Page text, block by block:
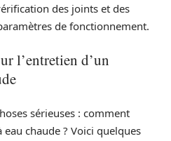
des joints et des
de fonctionnement.
l’entretien d’un
sérieuses : comment
chaude ? Voici quelques